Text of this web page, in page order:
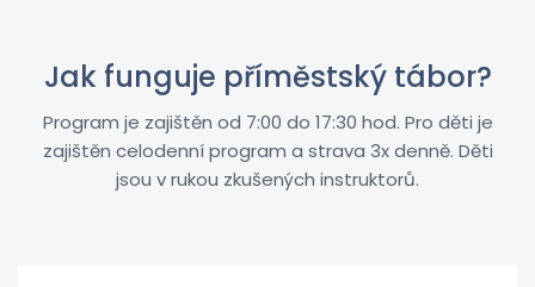
Jak funguje příměstský tábor?
Program je zajištěn od 7:00 do 17:30 hod. Pro děti je
zajištěn celodenní program a strava 3x denně. Děti
jsou v rukou zkušených instruktorů.